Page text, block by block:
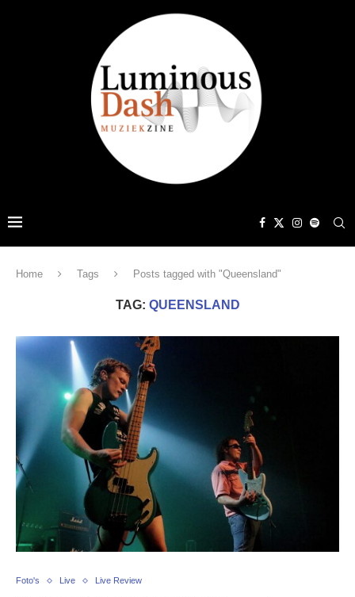
Home Tags Posts tagged with "Queensland"
TAG: QUEENSLAND
Foto's Live Live Review